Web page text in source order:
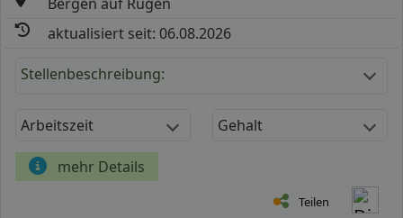
aktualisiert seit: 06.08.2026
Stellenbeschreibung:
Arbeitszeit Gehalt
mehr Details
Teilen